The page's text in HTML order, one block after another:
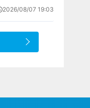
が挑戦 愛知･北
2026/08/07 19:03